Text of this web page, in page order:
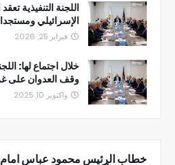
اللجنة التنفيذية
الإسرائيلي
فبراير 25, 2026
خلال اجتماع لها:
وقف العدوان على
واكتوبر 10, 2025